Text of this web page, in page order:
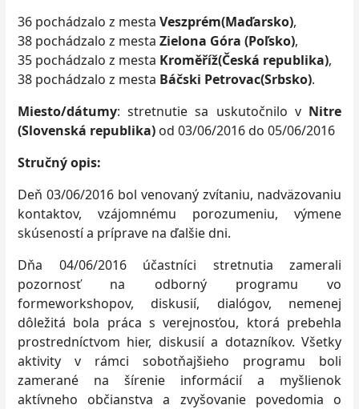
36 pochádzalo z mesta Veszprém(Maďarsko),
38 pochádzalo z mesta Zielona Góra (Poľsko),
35 pochádzalo z mesta Kroměříž(Česká republika),
38 pochádzalo z mesta Báčski Petrovac(Srbsko).
Miesto/dátumy: stretnutie sa uskutočnilo vNitre
(Slovenská republika) od 03/06/2016 do 05/06/2016
Stručný opis:
Deň 03/06/2016 bol venovaný zvítaniu, nadväzovaniu
kontaktov, vzájomnému porozumeniu, výmene
skúseností a príprave na ďalšie dni.
Dňa 04/06/2016 účastníci stretnutia zamerali
pozornosť na odborný programu vo
formeworkshopov, diskusií, dialógov, nemenej
dôležitá bola práca s verejnosťou, ktorá prebehla
prostredníctvom hier, diskusií a dotazníkov. Všetky
aktivity v rámci sobotňajšieho programu boli
zamerané na šírenie informácií a myšlienok
aktívneho občianstva a zvyšovanie povedomia o